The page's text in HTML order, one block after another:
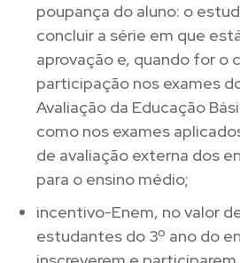
poupança do aluno: o
concluir a série em que
aprovação e, quando for o
participação nos exames
Avaliação da Educação
como nos exames
de avaliação externa dos
para o ensino médio;
incentivo-Enem, no valor
estudantes do 3º ano do